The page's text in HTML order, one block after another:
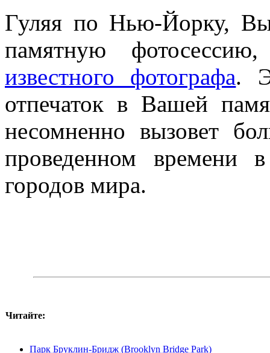
Гуляя по Нью-Йорку, Вы
памятную фотосессию,
известного фотографа.
отпечаток в Вашей
несомненно вызовет
проведенном времени
городов мира.
Читайте:
Парк Бруклин-Бридж (Brooklyn Bridge Park)